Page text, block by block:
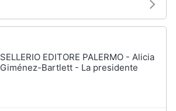
SELLERIO EDITORE PALERMO - Alicia
Giménez-Bartlett - La presidente